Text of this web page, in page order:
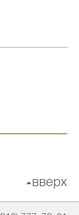
вверх